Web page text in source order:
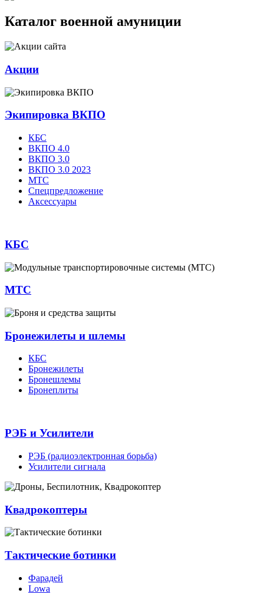
Каталог военной амуниции
Акции
Экипировка ВКПО
КБС
ВКПО 4.0
ВКПО 3.0
ВКПО 3.0 2023
МТС
Спецпредложение
Аксессуары
КБС
МТС
Бронежилеты и шлемы
КБС
Бронежилеты
Бронешлемы
Бронеплиты
РЭБ и Усилители
РЭБ (радиоэлектронная борьба)
Усилители сигнала
Квадрокоптеры
Тактические ботинки
Фарадей
Lowa